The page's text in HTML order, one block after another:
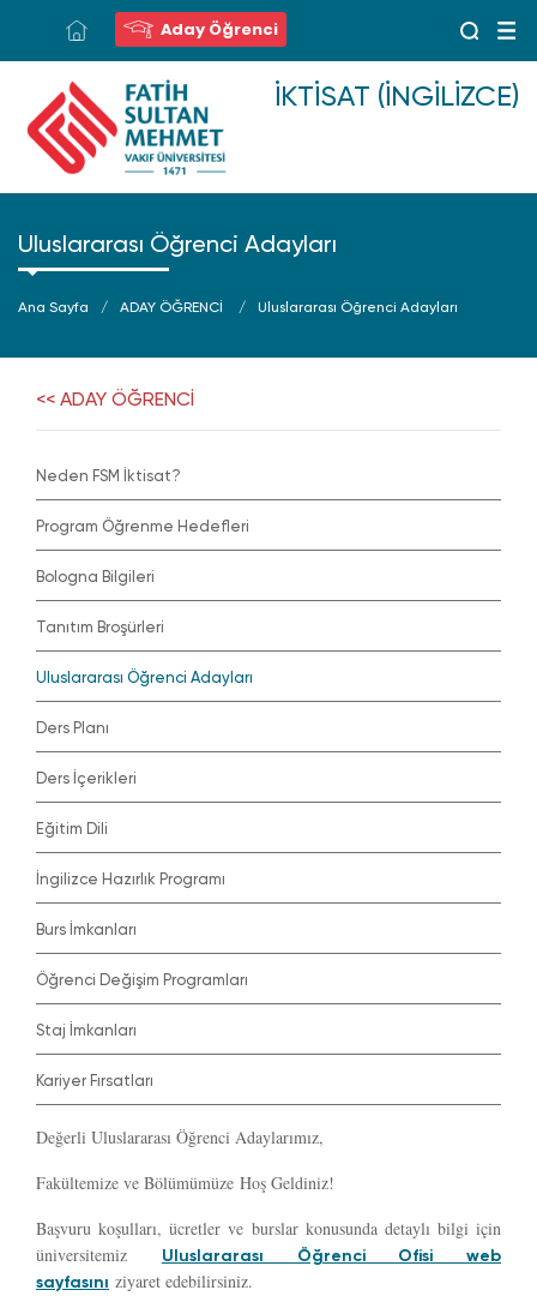
Aday Öğrenci
İKTISAT (İNGILIZCE)
Uluslararası Öğrenci Adayları
Ana Sayfa ADAY ÖĞRENCİ Uluslararası Öğrenci Adayları
<< ADAY ÖĞRENCİ
Neden FSM İktisat?
Program Öğrenme Hedefleri
Bologna Bilgileri
Tanıtım Broşürleri
Uluslararası Öğrenci Adayları
Ders Planı
Ders İçerikleri
Eğitim Dili
İngilizce Hazırlık Programı
Burs İmkanları
Öğrenci Değişim Programları
Staj İmkanları
Kariyer Fırsatları
Değerli Uluslararası Öğrenci Adaylarımız,
Fakültemize ve Bölümümüze Hoş Geldiniz!
Başvuru koşulları, ücretler ve burslar konusunda detaylı bilgi için
üniversitemiz
Uluslararası Öğrenci Ofisi web
sayfasını ziyaret edebilirsiniz.